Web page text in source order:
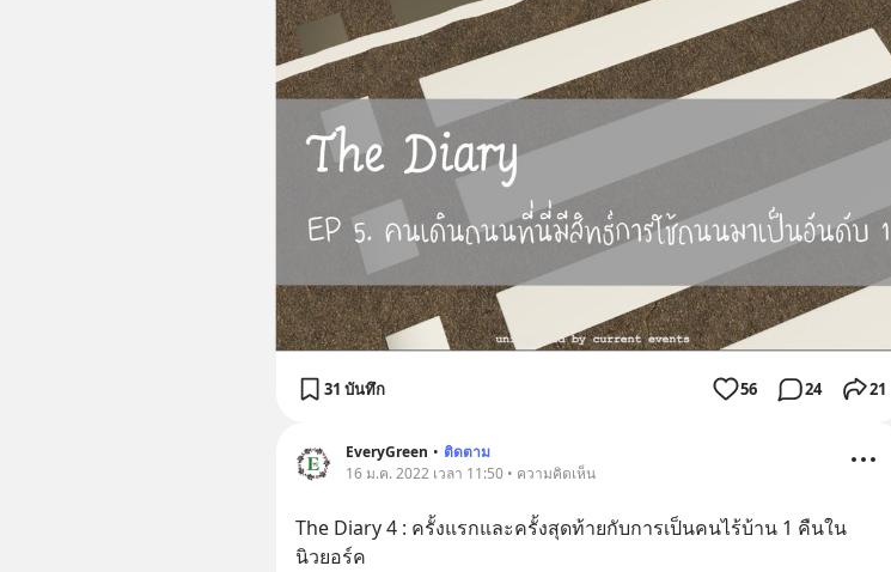
31 บันทึก 56 24 21
EveryGreen • ติดตาม
16 ม.ค. 2022 เวลา 11:50 • ความคิดเห็น
The Diary 4 : ครั้งแรกและครั้งสุดท้ายกับการเป็นคนไร้บ้าน 1 คืนใน
นิวยอร์ค